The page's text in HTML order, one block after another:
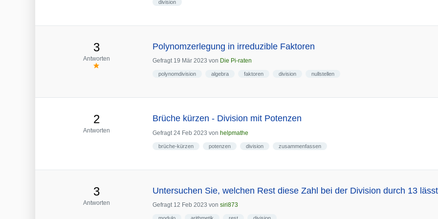
division
3
Antworten
Polynomzerlegung in irreduzible Faktoren
Gefragt 19 Mär 2023 von Die Pi-raten
polynomdivision algebra faktoren division nullstellen
2
Antworten
Brüche kürzen - Division mit Potenzen
Gefragt 24 Feb 2023 von helpmathe
brüche-kürzen potenzen division zusammenfassen
3
Antworten
Untersuchen Sie, welchen Rest diese Zahl bei der Division durch 13
Gefragt 12 Feb 2023 von siri873